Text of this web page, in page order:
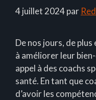
4 juillet 2024par
De nos jours, de
à améliorer leur
appel à des coachs
santé. En tant que
d’avoir les